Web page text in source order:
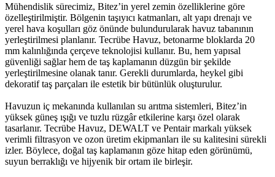
Mühendislik sürecimiz, Bitez’in yerel zemin özelliklerine göre
özelleştirilmiştir. Bölgenin taşıyıcı katmanları, alt yapı drenajı ve
yerel hava koşulları göz önünde bulundurularak havuz tabanının
yerleştirilmesi planlanır. Tecrübe Havuz, betonarme bloklarda 20
mm kalınlığında çerçeve teknolojisi kullanır. Bu, hem yapısal
güvenliği sağlar hem de taş kaplamanın düzgün bir şekilde
yerleştirilmesine olanak tanır. Gerekli durumlarda, heykel gibi
dekoratif taş parçaları ile estetik bir bütünlük oluşturulur.
Havuzun iç mekanında kullanılan su arıtma sistemleri, Bitez’in
yüksek güneş ışığı ve tuzlu rüzgâr etkilerine karşı özel olarak
tasarlanır. Tecrübe Havuz, DEWALT ve Pentair markalı yüksek
verimli filtrasyon ve ozon üretim ekipmanları ile su kalitesini sürekli
izler. Böylece, doğal taş kaplamanın göze hitap eden görünümü,
suyun berraklığı ve hijyenik bir ortam ile birleşir.